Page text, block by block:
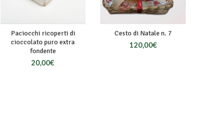
Paciocchi ricoperti di
cioccolato puro extra
fondente
20,00€
Cesto di Natale n. 7
120,00€